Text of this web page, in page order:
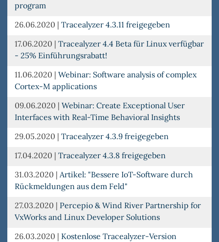
program
26.06.2020 | Tracealyzer 4.3.11 freigegeben
17.06.2020 | Tracealyzer 4.4 Beta für Linux verfügbar
- 25% Einführungsrabatt!
11.06.2020 | Webinar: Software analysis of complex
Cortex-M applications
09.06.2020 | Webinar: Create Exceptional User
Interfaces with Real-Time Behavioral Insights
29.05.2020 | Tracealyzer 4.3.9 freigegeben
17.04.2020 | Tracealyzer 4.3.8 freigegeben
31.03.2020 | Artikel: "Bessere IoT-Software durch
Rückmeldungen aus dem Feld"
27.03.2020 | Percepio & Wind River Partnership for
VxWorks and Linux Developer Solutions
26.03.2020 | Kostenlose Tracealyzer-Version